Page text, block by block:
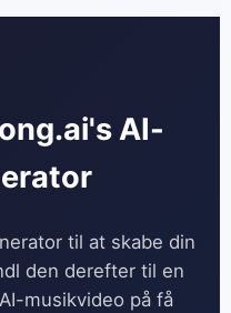
AI-
til at skabe din
den derefter til en
musikvideo på få